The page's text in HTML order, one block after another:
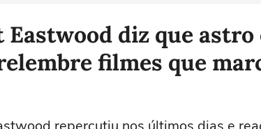
diz que astro
filmes que